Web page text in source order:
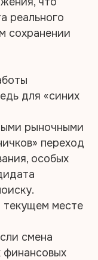
реального
сохранении
для «синих
рыночными
переход
особых
текущем месте
смена